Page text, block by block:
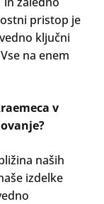
pristop je
ključni
na enem
v
naših
izdelke